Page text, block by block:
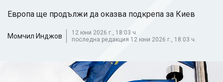
Европа ще продължи да оказва подкрепа за Киев
Момчил Инджов
12 юни 2026 г., 18:03 ч.
последна редакция 12 юни 2026 г., 18:03 ч.